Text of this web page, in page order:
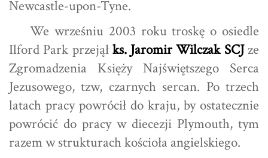
Newcastle-upon-Tyne.
We wrześniu 2003 roku troskę o osiedle
Ilford Park przejął ks. Jaromir Wilczak SCJze
Zgromadzenia Księży Najświętszego Serca
Jezusowego, tzw, czarnych sercan. Po trzech
latach pracy powrócił do kraju, by ostatecznie
powrócić do pracy w diecezji Plymouth, tym
razem w strukturach kościoła angielskiego.